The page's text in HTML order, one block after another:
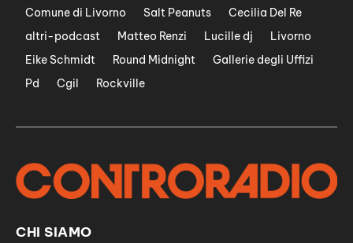
Comune di Livorno
Salt Peanuts
Cecilia Del Re
altri-podcast
Matteo Renzi Lucille dj
Livorno
Eike Schmidt
Round Midnight
Gallerie degli Uffizi
Pd
Cgil Rockville
CHI SIAMO